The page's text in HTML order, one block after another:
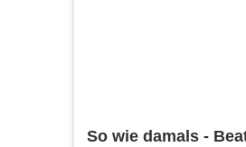
So wie damals -